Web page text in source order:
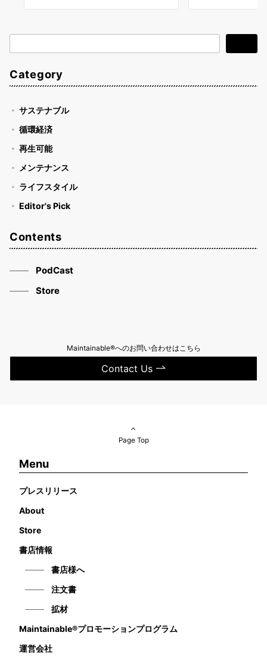
索
Category
サステナブル
循環経済
再生可能
メンテナンス
ライフスタイル
Editor's Pick
Contents
PodCast
Store
Maintainable®へのお問い合わせはこちら
Contact Us
Page Top
Menu
プレスリリース
About
Store
書店情報
書店様へ
注文書
拡材
Maintainable®プロモーションプログラム
運営会社